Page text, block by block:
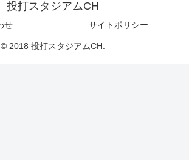
投打スタジアムCH
せ サイトポリシー
© 2018 投打スタジアムCH.